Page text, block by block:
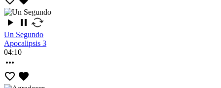
Un Segundo
Apocalipsis 3
04:10